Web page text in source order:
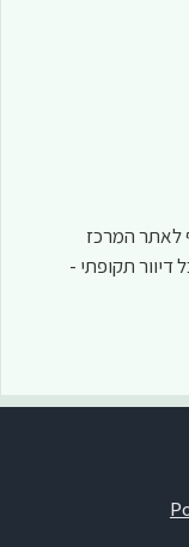
המרכז
תקופתי -